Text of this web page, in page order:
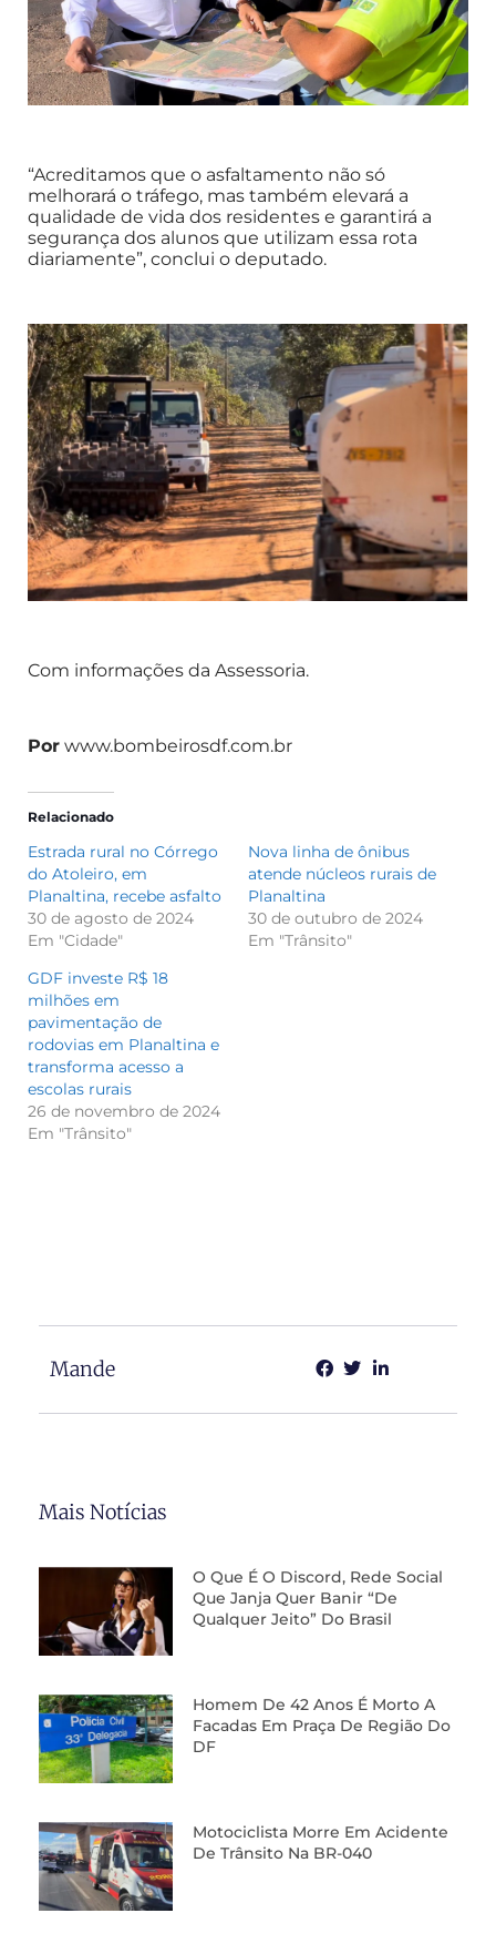
“Acreditamos que o asfaltamento não só
melhorará o tráfego, mas também elevará a
qualidade de vida dos residentes e garantirá a
segurança dos alunos que utilizam essa rota
diariamente”, conclui o deputado.
Com informações da Assessoria.
Por www.bombeirosdf.com.br
Relacionado
Estrada rural no Córrego
do Atoleiro, em
Planaltina, recebe asfalto
30 de agosto de 2024
Em "Cidade"
Nova linha de ônibus
atende núcleos rurais de
Planaltina
30 de outubro de 2024
Em "Trânsito"
GDF investe R$ 18
milhões em
pavimentação de
rodovias em Planaltina e
transforma acesso a
escolas rurais
26 de novembro de 2024
Em "Trânsito"
Mande
Mais Notícias
O Que É O Discord, Rede Social
Que Janja Quer Banir “de
Qualquer Jeito” Do Brasil
Homem De 42 Anos É Morto A
Facadas Em Praça De Região Do
DF
Motociclista Morre Em Acidente
De Trânsito Na BR-040